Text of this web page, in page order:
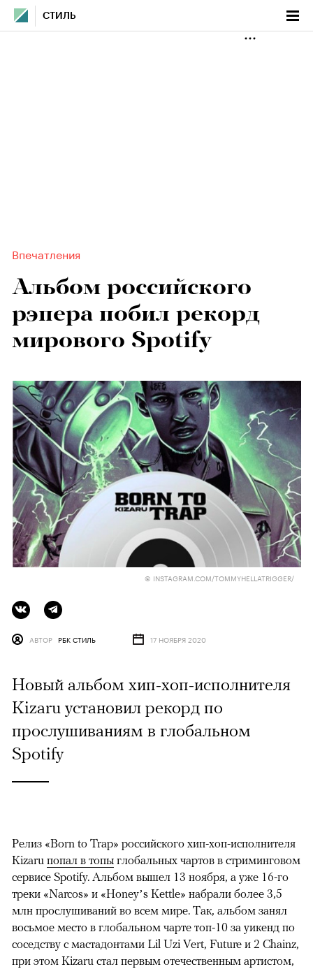
СТИЛЬ
Впечатления
Альбом российского
рэпера побил рекорд
мирового Spotify
© INSTAGRAM.COM/TOMMYHELLATRIGGER/
АВТОР РБК СТИЛЬ 17 НОЯБРЯ 2020
Новый альбом хип-хоп-исполнителя
Kizaru установил рекорд по
прослушиваниям в глобальном
Spotify
Релиз «Born to Trap» российского хип-хоп-исполнителя
Kizaru попал в топы глобальных чартов в стриминговом
сервисе Spotify. Альбом вышел 13 ноября, а уже 16-го
треки «Narcos» и «Honey’s Kettle» набрали более 3,5
млн прослушиваний во всем мире. Так, альбом занял
восьмое место в глобальном чарте топ-10 за уикенд по
соседству с мастадонтами Lil Uzi Vert, Future и 2 Chainz,
при этом Kizaru стал первым отечественным артистом,